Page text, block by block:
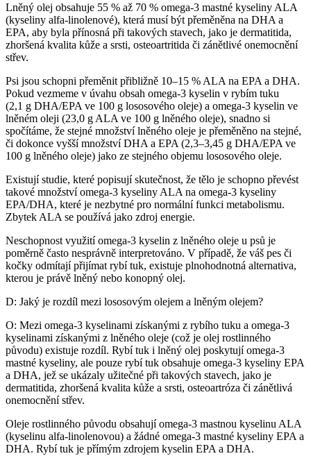
Lněný olej obsahuje 55 % až 70 % omega-3 mastné kyseliny ALA
(kyseliny alfa-linolenové), která musí být přeměněna na DHA a
EPA, aby byla přínosná při takových stavech, jako je dermatitida,
zhoršená kvalita kůže a srsti, osteoartritida či zánětlivé onemocnění
střev.
Psi jsou schopni přeměnit přibližně 10–15 % ALA na EPA a DHA.
Pokud vezmeme v úvahu obsah omega-3 kyselin v rybím tuku
(2,1 g DHA/EPA ve 100 g lososového oleje) a omega-3 kyselin ve
lněném oleji (23,0 g ALA ve 100 g lněného oleje), snadno si
spočítáme, že stejné množství lněného oleje je přeměněno na stejné,
či dokonce vyšší množství DHA a EPA (2,3–3,45 g DHA/EPA ve
100 g lněného oleje) jako ze stejného objemu lososového oleje.
Existují studie, které popisují skutečnost, že tělo je schopno převést
takové množství omega-3 kyseliny ALA na omega-3 kyseliny
EPA/DHA, které je nezbytné pro normální funkci metabolismu.
Zbytek ALA se používá jako zdroj energie.
Neschopnost využití omega-3 kyselin z lněného oleje u psů je
poměrně často nesprávně interpretováno. V případě, že váš pes či
kočky odmítají přijímat rybí tuk, existuje plnohodnotná alternativa,
kterou je právě lněný nebo konopný olej.
D: Jaký je rozdíl mezi lososovým olejem a lněným olejem?
O: Mezi omega-3 kyselinami získanými z rybího tuku a omega-3
kyselinami získanými z lněného oleje (což je olej rostlinného
původu) existuje rozdíl. Rybí tuk i lněný olej poskytují omega-3
mastné kyseliny, ale pouze rybí tuk obsahuje omega-3 kyseliny EPA
a DHA, jež se ukázaly užitečné při takových stavech, jako je
dermatitida, zhoršená kvalita kůže a srsti, osteoartróza či zánětlivá
onemocnění střev.
Oleje rostlinného původu obsahují omega-3 mastnou kyselinu ALA
(kyselinu alfa-linolenovou) a žádné omega-3 mastné kyseliny EPA a
DHA. Rybí tuk je přímým zdrojem kyselin EPA a DHA.